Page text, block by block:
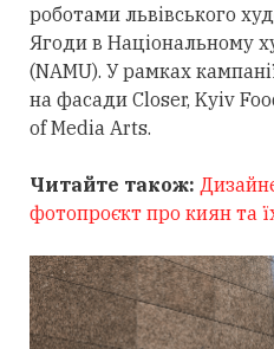
роботами львівського
Ягоди в Національному
(NAMU). У рамках
на фасади Closer, Kyiv
of Media Arts.
Читайте також:
фотопроєкт про киян та